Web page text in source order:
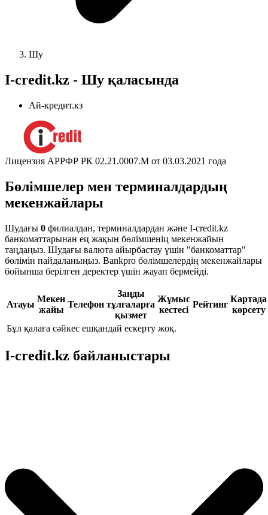
Шу
I-credit.kz - Шу қаласында
Ай-кредит.кз
Лицензия АРРФР РК 02.21.0007.М от 03.03.2021 года
Бөлімшелер мен терминалдардың
мекенжайлары
Шудағы 0 филиалдан, терминалдардан және I-credit.kz
банкоматтарынан ең жақын бөлімшенің мекенжайын
таңдаңыз. Шудағы валюта айырбастау үшін "банкоматтар"
бөлімін пайдаланыңыз. Bankpro бөлімшелердің мекенжайлары
бойынша берілген деректер үшін жауап бермейді.
Атауы
Мекен
жайы
Телефон
Заңды
тұлғаларға
қызмет
Жұмыс
кестесі
Рейтинг
Картада
көрсету
Бұл қалаға сәйкес ешқандай ескерту жоқ.
I-credit.kz байланыстары